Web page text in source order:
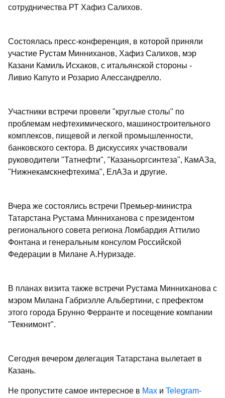
сотрудничества РТ Хафиз Салихов.
Состоялась пресс-конференция, в которой приняли
участие Рустам Минниханов, Хафиз Салихов, мэр
Казани Камиль Исхаков, с итальянской стороны -
Ливио Капуто и Розарио Алессандрелло.
Участники встречи провели "круглые столы" по
проблемам нефтехимического, машиностроительного
комплексов, пищевой и легкой промышленности,
банковского сектора. В дискуссиях участвовали
руководители "Татнефти", "Казаньоргсинтеза", КамАЗа,
"Нижнекамскнефтехима", ЕлАЗа и другие.
Вчера же состоялись встречи Премьер-министра
Татарстана Рустама Минниханова с президентом
регионального совета региона Ломбардия Аттилио
Фонтана и генеральным консулом Российской
Федерации в Милане А.Нуризаде.
В планах визита также встречи Рустама Минниханова с
мэром Милана Габриэлле Альбертини, с префектом
этого города Брунно Ферранте и посещение компании
"Текнимонт".
Сегодня вечером делегация Татарстана вылетает в
Казань.
Не пропустите самое интересное в Max и Telegram-